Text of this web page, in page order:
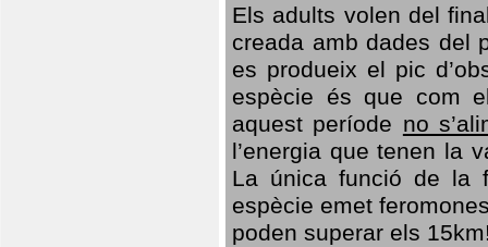
Els adults volen del
creada amb dades del
es produeix el pic
espècie és que com
aquest període no
l’energia que tenen la
La única funció de la
espècie emet
poden superar els